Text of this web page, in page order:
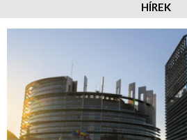
HÍREK